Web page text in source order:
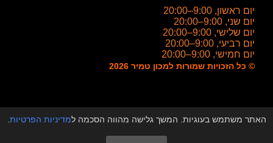
יום ראשון, 9:00–20:00
יום שני, 9:00–20:00
יום שלישי, 9:00–20:00
יום רביעי, 9:00–20:00
יום חמישי, 9:00–20:00
© כל הזכויות שמורות למכון טמיר 2026
האתר משתמש בעוגיות. המשך גלישה מהווה הסכמה למדיניות הפרטיות